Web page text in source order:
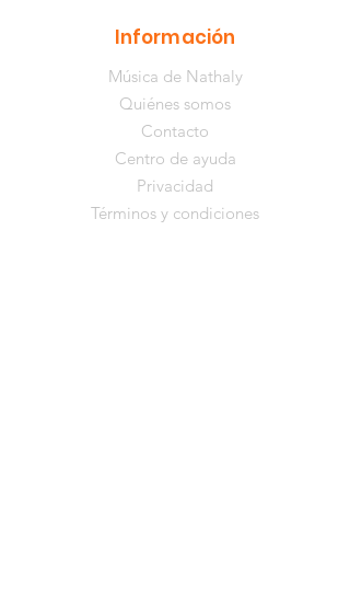
Información
Música de Nathaly
Quiénes somos
Contacto
Centro de ayuda
Privacidad
Términos y condiciones